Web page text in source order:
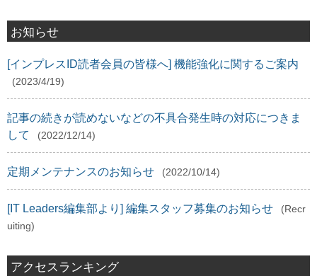
お知らせ
[インプレスID読者会員の皆様へ] 機能強化に関するご案内
(2023/4/19)
記事の続きが読めないなどの不具合発生時の対応につきま
して
(2022/12/14)
定期メンテナンスのお知らせ (2022/10/14)
[IT Leaders編集部より] 編集スタッフ募集のお知らせ
(Recr
uiting)
アクセスランキング